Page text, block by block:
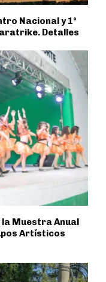
Nacional y 1°
Detalles
la Muestra Anual
Artísticos